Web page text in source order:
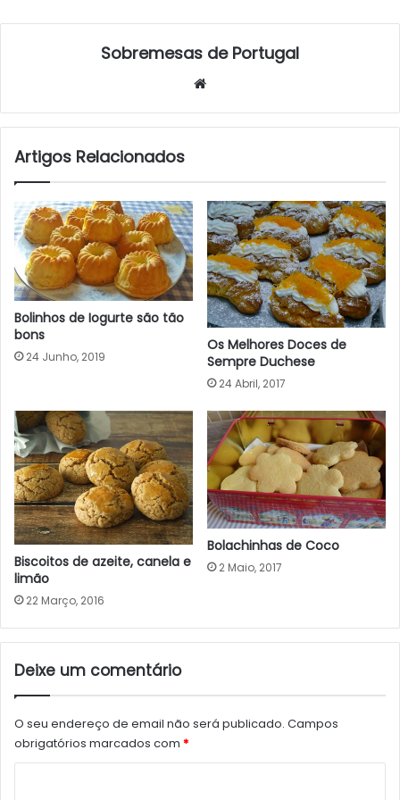
Sobremesas de Portugal
Artigos Relacionados
Bolinhos de Iogurte são tão
bons
24 Junho, 2019
Os Melhores Doces de
Sempre Duchese
24 Abril, 2017
Biscoitos de azeite, canela e
limão
22 Março, 2016
Bolachinhas de Coco
2 Maio, 2017
Deixe um comentário
O seu endereço de email não será publicado. Campos
obrigatórios marcados com *